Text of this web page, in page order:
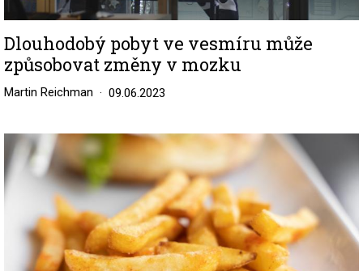
Dlouhodobý pobyt ve vesmíru může
způsobovat změny v mozku
Martin Reichman 09.06.2023
Image